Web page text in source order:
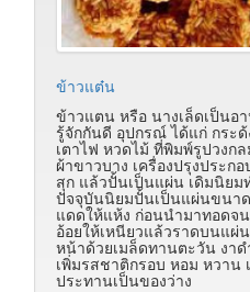
ข้าวแต๋น
ข้าวแตน หรือ นางเล็ดเป็นอ
รู้จักกันดี อุปกรณ์ ได้แก่ กระด้
เตาไฟ หวดไม้ ที่พิมพ์รูปวงก
ผ้าขาวบาง เครื่องปรุงประก
สุก แล้วปั้นเป็นแผ่น เดิมนิย
ปัจจุบันนิยมปั้นเป็นแผ่นขนา
แดดให้แห้ง ก่อนนำมาทอดจ
อ้อยให้เหนียวแล้วราดบนแผ่
หน้าด้วยเมล็ดทานตะวัน งาด
เพิ่มรสชาติกรอบ หอม หวาน
ประทานเป็นของว่าง